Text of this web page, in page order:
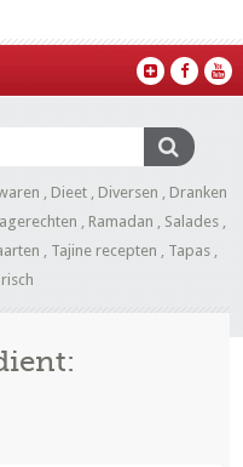
, Dieet , Diversen , Dranken
, Ramadan , Salades ,
, Tajine recepten , Tapas ,